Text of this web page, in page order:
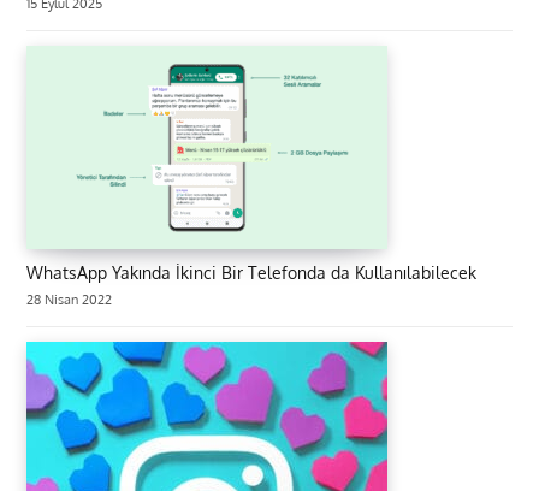
WhatsApp Yakında İkinci Bir Telefonda da Kullanılabilecek
28 Nisan 2022